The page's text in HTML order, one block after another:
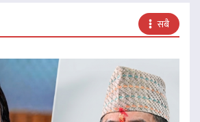
सबै